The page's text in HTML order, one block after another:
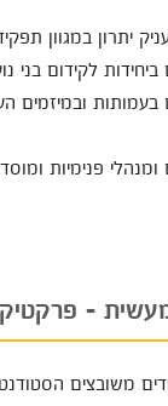
יתרון במגוון
ביחידות לקידום בני
בעמותות ובמיזמים
פנימיות
-
משובצים